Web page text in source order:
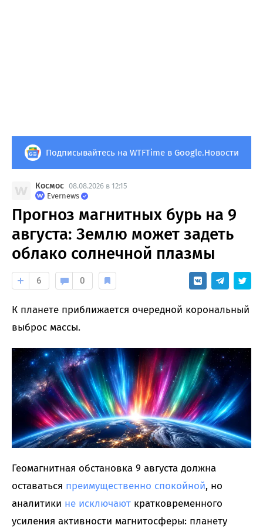
Подписывайтесь на WTFTime в Google.Новости
Космос 08.08.2026 в 12:15
Evernews
Прогноз магнитных бурь на 9
августа: Землю может задеть
облако солнечной плазмы
6 0
К планете приближается очередной корональный
выброс массы.
Геомагнитная обстановка 9 августа должна
оставаться преимущественно спокойной, но
аналитики не исключают кратковременного
усиления активности магнитосферы: планету